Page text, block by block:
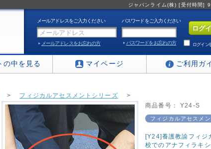
ジャパンライム(株) [受付時間]
メールアドレスをご入力ください パスワードをご入力ください
メールアドレスをお忘れの方 パスワードをお忘れの方 ログイン
の中を見る マイページ ご利用ガ
> フィジカルアセスメントシリーズ
>
もう怖くない! 学校でのアナフィラキシー対応
商品番号： Y24-S
フィジカルアセスメ
[Y24]養護教諭フィジ
校でのアナフィラキ